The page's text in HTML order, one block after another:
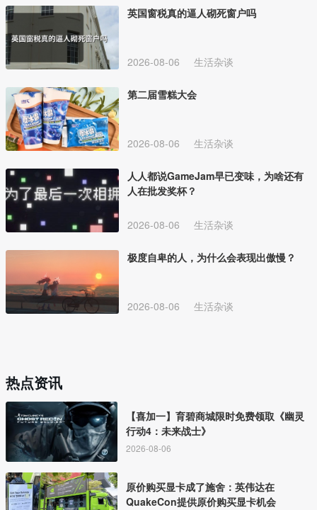
英国窗税真的逼人砌死窗户吗
2026-08-06 生活杂谈
第二届雪糕大会
2026-08-06 生活杂谈
人人都说GameJam早已变味，为啥还有
人在批发奖杯？
2026-08-06 生活杂谈
极度自卑的人，为什么会表现出傲慢？
2026-08-06 生活杂谈
热点资讯
【喜加一】育碧商城限时免费领取《幽灵
行动4：未来战士》
2026-08-06
原价购买显卡成了施舍：英伟达在
QuakeCon提供原价购买显卡机会